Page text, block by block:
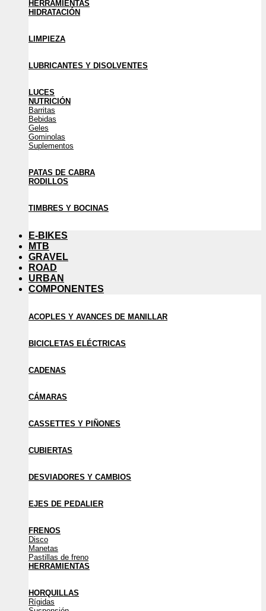
HERRAMIENTAS
HIDRATACIÓN
LIMPIEZA
LUBRICANTES Y DISOLVENTES
LUCES
NUTRICIÓN
Barritas
Bebidas
Geles
Gominolas
Suplementos
PATAS DE CABRA
RODILLOS
TIMBRES Y BOCINAS
E-BIKES
MTB
GRAVEL
ROAD
URBAN
COMPONENTES
ACOPLES Y AVANCES DE MANILLAR
BICICLETAS ELÉCTRICAS
CADENAS
CÁMARAS
CASSETTES Y PIÑONES
CUBIERTAS
DESVIADORES Y CAMBIOS
EJES DE PEDALIER
FRENOS
Disco
Manetas
Pastillas de freno
HERRAMIENTAS
HORQUILLAS
Rígidas